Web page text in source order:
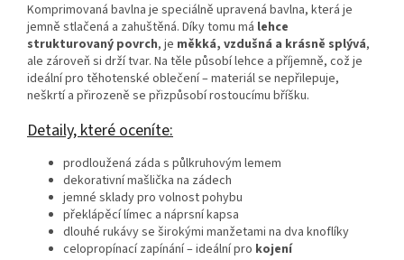
Komprimovaná bavlna je speciálně upravená bavlna, která je
jemně stlačená a zahuštěná. Díky tomu má lehce
strukturovaný povrch, je měkká, vzdušná a krásně splývá,
ale zároveň si drží tvar. Na těle působí lehce a příjemně, což je
ideální pro těhotenské oblečení – materiál se nepřilepuje,
neškrtí a přirozeně se přizpůsobí rostoucímu bříšku.
Detaily, které oceníte:
prodloužená záda s půlkruhovým lemem
dekorativní mašlička na zádech
jemné sklady pro volnost pohybu
překlápěcí límec a náprsní kapsa
dlouhé rukávy se širokými manžetami na dva knoflíky
celopropínací zapínání – ideální pro kojení